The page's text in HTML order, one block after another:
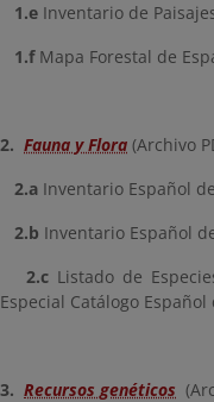
1.e Inventario de
1.fMapa Forestal de
2. Fauna y Flora (Archivo
2.a Inventario Español
2.b Inventario Español
2.cListado de
Especial Catálogo
3. Recursos genéticos